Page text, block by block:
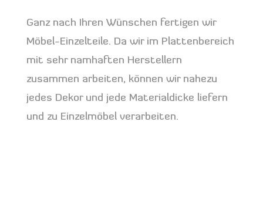
Ganz nach Ihren Wünschen fertigen wir
Möbel-Einzelteile. Da wir im Plattenbereich
mit sehr namhaften Herstellern
zusammen arbeiten, können wir nahezu
jedes Dekor und jede Materialdicke liefern
und zu Einzelmöbel verarbeiten.